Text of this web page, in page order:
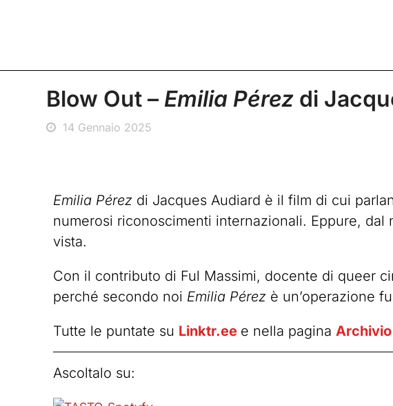
Blow Out – Emilia Pérez di
14 Gennaio 2025
Emilia Pérez di Jacques Audiard è il film di cui
numerosi riconoscimenti internazionali. Eppure,
vista.
Con il contributo di Ful Massimi, docente di queer
perché secondo noi Emilia Pérez è un’operazione
Tutte le puntate su Linktr.ee e nella pagina
Ascoltalo su: